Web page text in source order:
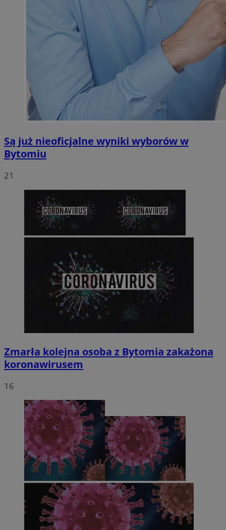
Są już nieoficjalne wyniki wyborów w
Bytomiu
21
Zmarła kolejna osoba z Bytomia zakażona
koronawirusem
16